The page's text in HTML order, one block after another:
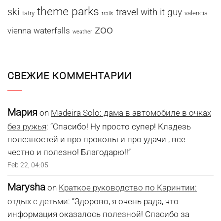
ski tatry theme parks trails travel with it guy valencia
vienna waterfalls weather zoo
СВЕЖИЕ КОММЕНТАРИИ
Мария on Madeira Solo: дама в автомобиле в очках
без ружья: “Спасибо! Ну просто супер! Кладезь
полезностей и про проколы и про удачи , все
честно и полезно! Благодарю!!”
Feb 22, 04:05
Marysha on Краткое руководство по Каринтии:
отдых с детьми: “Здорово, я очень рада, что
информация оказалось полезной! Спасибо за